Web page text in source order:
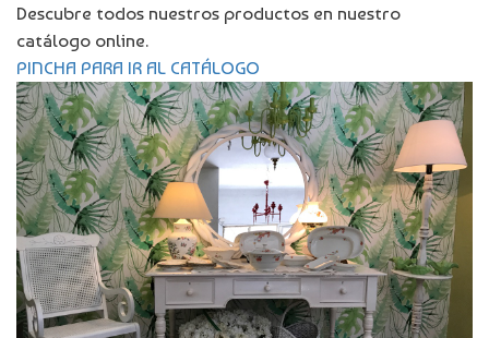
Descubre todos nuestros productos en nuestro
catálogo online.
PINCHA PARA IR AL CATÁLOGO